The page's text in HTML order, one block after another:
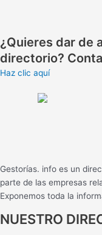
¿Quieres dar de
directorio?
Haz clic aquí
Gestorías. info es un
parte de las empresas
Exponemos toda la
NUESTRO